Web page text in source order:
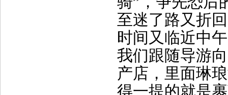
至迷了路又折
时间又临近中
我们跟随导游
产店，里面琳
得一提的就是